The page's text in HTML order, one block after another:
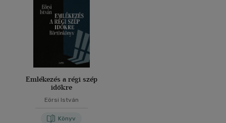
Emlékezés a régi szép
időkre
Eörsi István
Könyv